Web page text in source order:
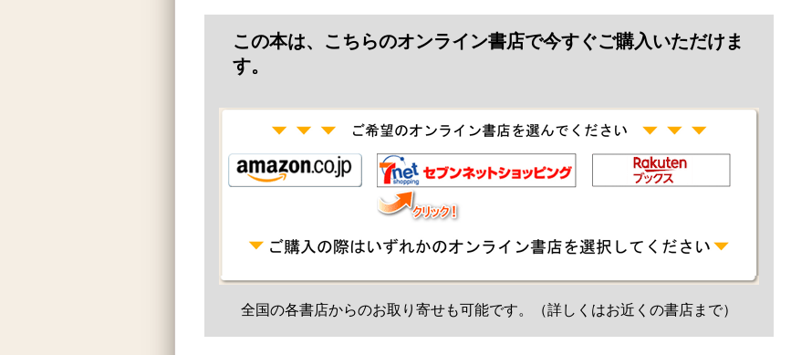
この本は、こちらのオンライン書店で今すぐご購入いただけま
す。
全国の各書店からのお取り寄せも可能です。（詳しくはお近くの書店まで）